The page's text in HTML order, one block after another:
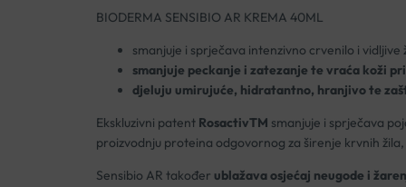
BIODERMA SENSIBIO AR KREMA 40ML
smanjuje i sprječava intenzivno crvenilo i vidljive
smanjuje peckanje i zatezanje te vraća koži
djeluju umirujuće, hidratantno, hranjivo te
Ekskluzivni patent RosactivTM smanjuje i sprječava
proizvodnju proteina odgovornog za širenje krvnih
Sensibio AR također ublažava osjećaj neugode i